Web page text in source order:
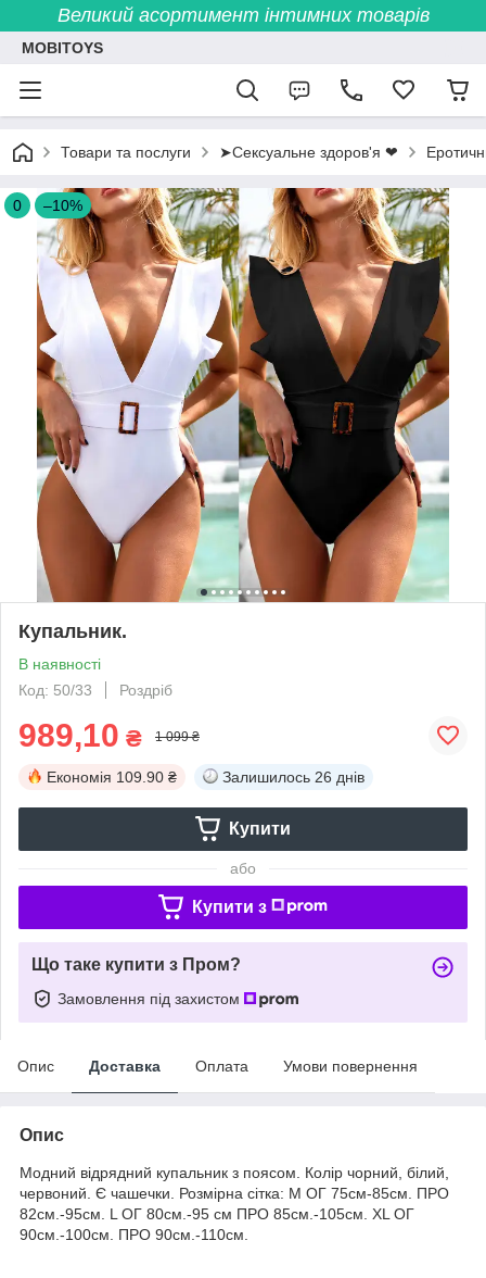
Великий асортимент інтимних товарів
MOBITOYS
Товари та послуги ➤Сексуальне здоров'я ❤
0 –10%
Купальник.
В наявності
Код: 50/33
Роздріб
989,10 ₴ 1 099 ₴
Економія 109.90 ₴ Залишилось 26 днів
Купити
або
Купити з
Що таке купити з Пром?
Замовлення під захистом
Опис Доставка Оплата Умови повернення
Опис
Модний відрядний купальник з поясом. Колір чорний, білий,
червоний. Є чашечки. Розмірна сітка: M ОГ 75см-85см. ПРО
82см.-95см. L ОГ 80см.-95 см ПРО 85см.-105см. XL ОГ
90см.-100см. ПРО 90см.-110см.